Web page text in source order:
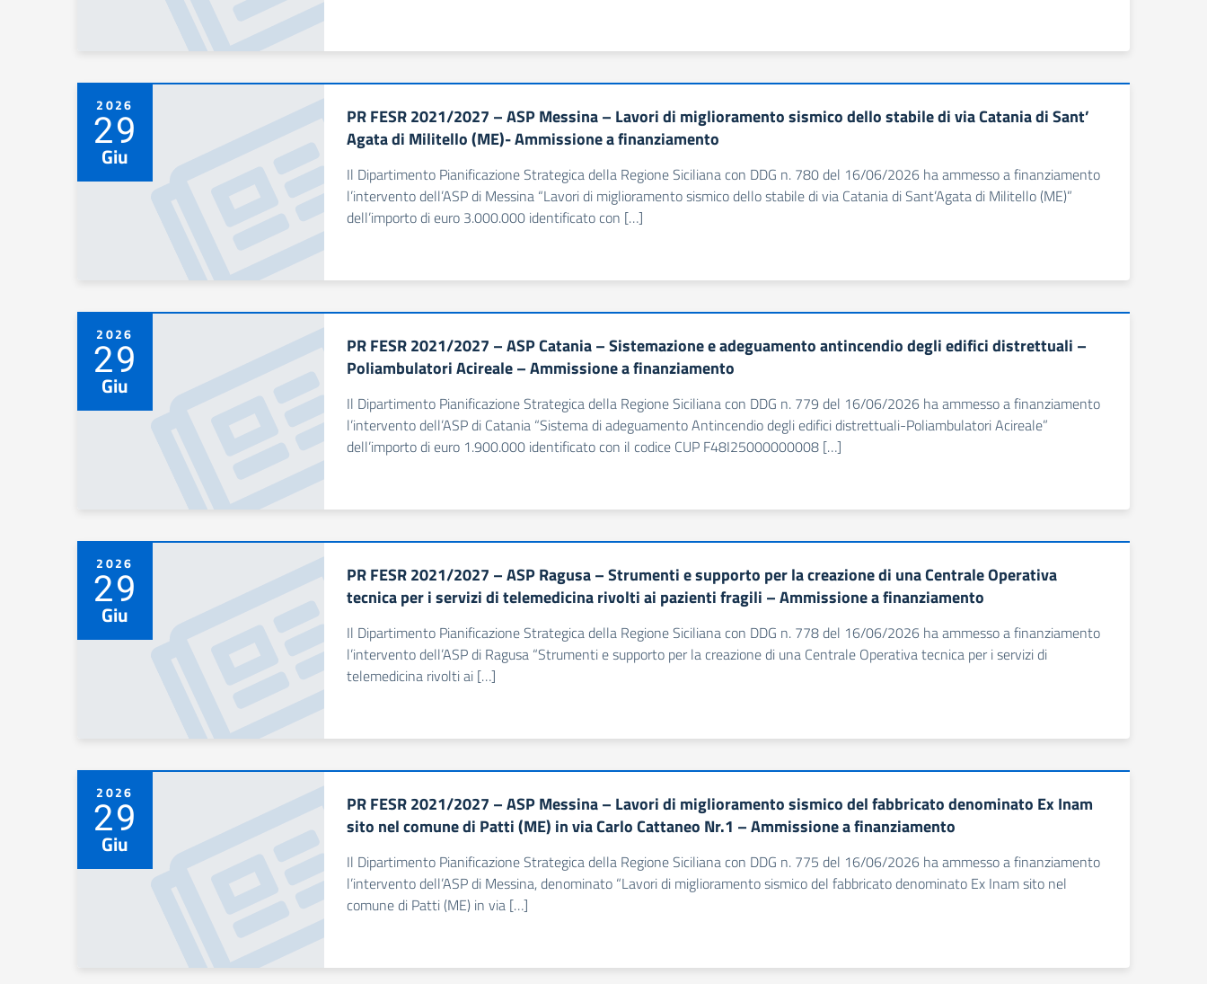
2026
29
Giu
PR FESR 2021/2027 – ASP Messina – Lavori di miglioramento sismico dello stabile di via Catania di Sant’
Agata di Militello (ME)- Ammissione a finanziamento
Il Dipartimento Pianificazione Strategica della Regione Siciliana con DDG n. 780 del 16/06/2026 ha ammesso a finanziamento
l’intervento dell’ASP di Messina “Lavori di miglioramento sismico dello stabile di via Catania di Sant’Agata di Militello (ME)”
dell’importo di euro 3.000.000 identificato con […]
2026
29
Giu
PR FESR 2021/2027 – ASP Catania – Sistemazione e adeguamento antincendio degli edifici distrettuali –
Poliambulatori Acireale – Ammissione a finanziamento
Il Dipartimento Pianificazione Strategica della Regione Siciliana con DDG n. 779 del 16/06/2026 ha ammesso a finanziamento
l’intervento dell’ASP di Catania “Sistema di adeguamento Antincendio degli edifici distrettuali-Poliambulatori Acireale”
dell’importo di euro 1.900.000 identificato con il codice CUP F48I25000000008 […]
2026
29
Giu
PR FESR 2021/2027 – ASP Ragusa – Strumenti e supporto per la creazione di una Centrale Operativa
tecnica per i servizi di telemedicina rivolti ai pazienti fragili – Ammissione a finanziamento
Il Dipartimento Pianificazione Strategica della Regione Siciliana con DDG n. 778 del 16/06/2026 ha ammesso a finanziamento
l’intervento dell’ASP di Ragusa “Strumenti e supporto per la creazione di una Centrale Operativa tecnica per i servizi di
telemedicina rivolti ai […]
2026
29
Giu
PR FESR 2021/2027 – ASP Messina – Lavori di miglioramento sismico del fabbricato denominato Ex Inam
sito nel comune di Patti (ME) in via Carlo Cattaneo Nr.1 – Ammissione a finanziamento
Il Dipartimento Pianificazione Strategica della Regione Siciliana con DDG n. 775 del 16/06/2026 ha ammesso a finanziamento
l’intervento dell’ASP di Messina, denominato “Lavori di miglioramento sismico del fabbricato denominato Ex Inam sito nel
comune di Patti (ME) in via […]